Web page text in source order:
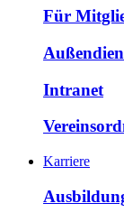
Für
Intranet
Karriere